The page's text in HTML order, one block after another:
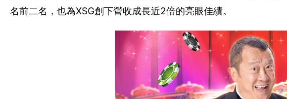
名前二名，也為XSG創下營收成長近2倍的亮眼佳績。